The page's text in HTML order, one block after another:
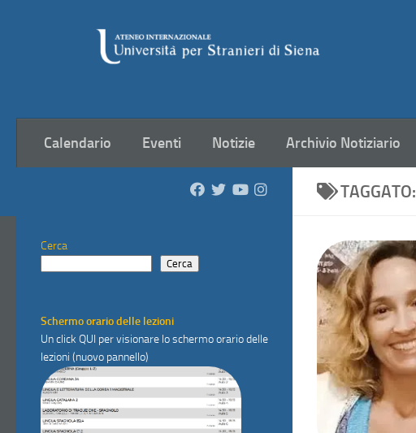
Calendario Eventi Notizie Archivio Notiziario
TAGGATO:
Cerca
Cerca
Schermo orario delle lezioni
Un click QUI per visionare lo schermo orario delle
lezioni (nuovo pannello)